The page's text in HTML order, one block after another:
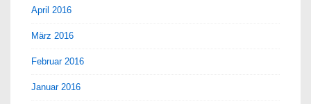
April 2016
März 2016
Februar 2016
Januar 2016